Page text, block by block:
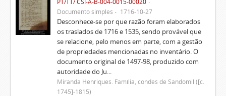
Documento simples
1716-10-27
Desconhece-se por que razão foram elaborados
os traslados de 1716 e 1535, sendo provável que
se relacione, pelo menos em parte, com a gestão
de propriedades mencionadas no inventário. O
documento original de 1497-98, produzido com
autoridade do Ju...
Miranda Henriques. Família, condes de Sandomil ([c.
1745]-1815)